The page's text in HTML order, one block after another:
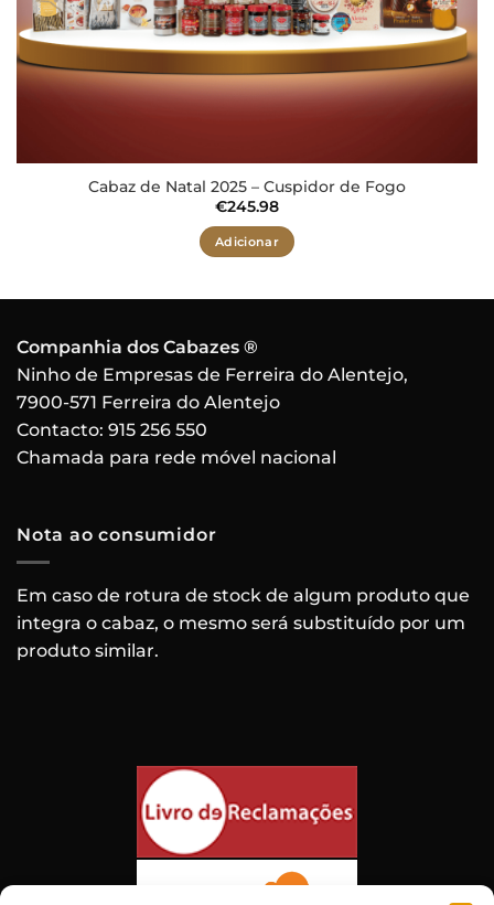
Cabaz de Natal 2025 – Cuspidor de Fogo
€245.98
Adicionar
Companhia dos Cabazes ®
Ninho de Empresas de Ferreira do Alentejo,
7900-571 Ferreira do Alentejo
Contacto: 915 256 550
Chamada para rede móvel nacional
Nota ao consumidor
Em caso de rotura de stock de algum produto que
integra o cabaz, o mesmo será substituído por um
produto similar.